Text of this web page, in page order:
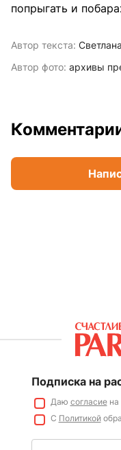
попрыгать и
Автор текста:
Автор фото: архивы
Подписка на
Даю согласиена
С Политикой